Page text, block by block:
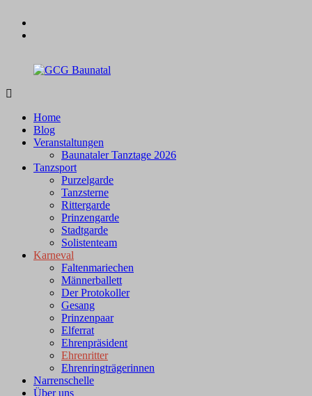
Inhalt
springen
BaunatalHome
Blog
Veranstaltungen
Baunataler Tanztage 2026
Tanzsport
Purzelgarde
Tanzsterne
Rittergarde
Prinzengarde
Stadtgarde
Solistenteam
Karneval
Faltenmariechen
Männerballett
Der Protokoller
Gesang
Prinzenpaar
Elferrat
Ehrenpräsident
Ehrenritter
Ehrenringträgerinnen
Narrenschelle
Über uns